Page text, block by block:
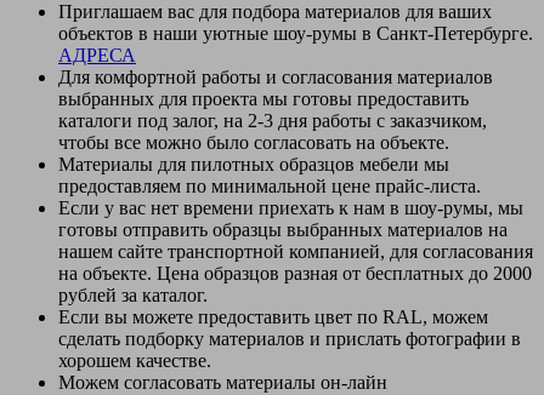
Приглашаем вас для подбора материалов для ваших
объектов в наши уютные шоу-румы в Санкт-Петербурге.
АДРЕСА
Для комфортной работы и согласования материалов
выбранных для проекта мы готовы предоставить
каталоги под залог, на 2-3 дня работы с заказчиком,
чтобы все можно было согласовать на объекте.
Материалы для пилотных образцов мебели мы
предоставляем по минимальной цене прайс-листа.
Если у вас нет времени приехать к нам в шоу-румы, мы
готовы отправить образцы выбранных материалов на
нашем сайте транспортной компанией, для согласования
на объекте. Цена образцов разная от бесплатных до 2000
рублей за каталог.
Если вы можете предоставить цвет по RAL, можем
сделать подборку материалов и прислать фотографии в
хорошем качестве.
Можем согласовать материалы он-лайн